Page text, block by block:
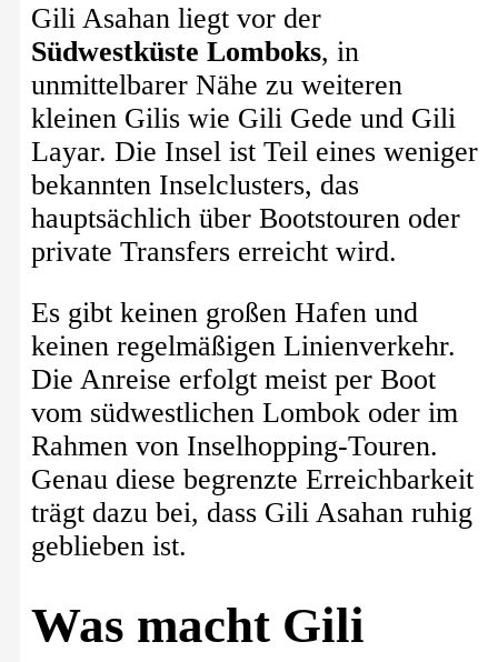
Gili Asahan liegt vor der
Südwestküste Lomboks, in
unmittelbarer Nähe zu weiteren
kleinen Gilis wie Gili Gede und Gili
Layar. Die Insel ist Teil eines weniger
bekannten Inselclusters, das
hauptsächlich über Bootstouren oder
private Transfers erreicht wird.
Es gibt keinen großen Hafen und
keinen regelmäßigen Linienverkehr.
Die Anreise erfolgt meist per Boot
vom südwestlichen Lombok oder im
Rahmen von Inselhopping-Touren.
Genau diese begrenzte Erreichbarkeit
trägt dazu bei, dass Gili Asahan ruhig
geblieben ist.
Was macht Gili